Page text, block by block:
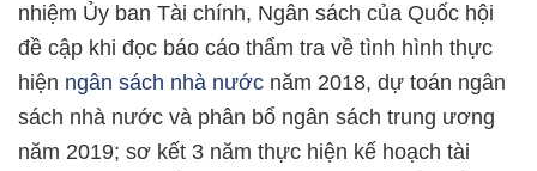
nhiệm Ủy ban Tài chính, Ngân sách của Quốc hội
đề cập khi đọc báo cáo thẩm tra về tình hình thực
hiện ngân sách nhà nước năm 2018, dự toán ngân
sách nhà nước và phân bổ ngân sách trung ương
năm 2019; sơ kết 3 năm thực hiện kế hoạch tài